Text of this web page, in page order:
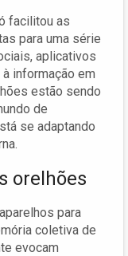
facilitou as
para uma série
aplicativos
informação em
estão sendo
de
se adaptando
orelhões
para
coletiva de
evocam